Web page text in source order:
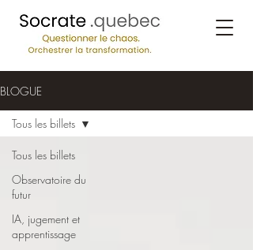
BLOGUE
Tous les billets
Observatoire du
futur
IA, jugement et
apprentissage
Tous les billets